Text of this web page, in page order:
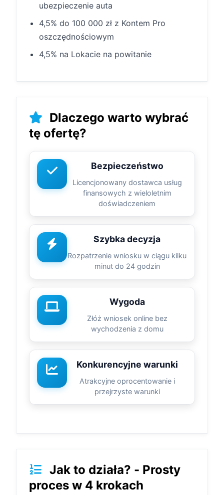
ubezpieczenie auta
4,5% do 100 000 zł z Kontem Pro
oszczędnościowym
4,5% na Lokacie na powitanie
Dlaczego warto wybrać
tę ofertę?
Bezpieczeństwo
Licencjonowany dostawca usług
finansowych z wieloletnim
doświadczeniem
Szybka decyzja
Rozpatrzenie wniosku w ciągu kilku
minut do 24 godzin
Wygoda
Złóż wniosek online bez
wychodzenia z domu
Konkurencyjne warunki
Atrakcyjne oprocentowanie i
przejrzyste warunki
Jak to działa? - Prosty
proces w 4 krokach